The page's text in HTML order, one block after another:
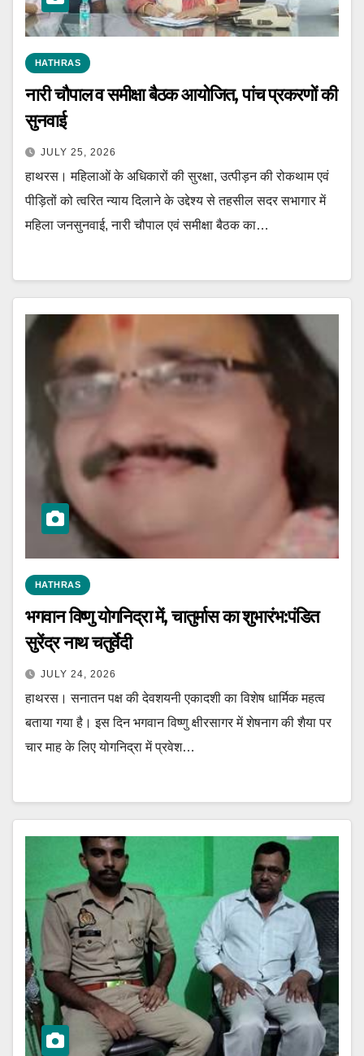
HATHRAS
नारी चौपाल व समीक्षा बैठक आयोजित, पांच प्रकरणों की
सुनवाई
JULY 25, 2026
हाथरस। महिलाओं के अधिकारों की सुरक्षा, उत्पीड़न की रोकथाम एवं
पीड़ितों को त्वरित न्याय दिलाने के उद्देश्य से तहसील सदर सभागार में
महिला जनसुनवाई, नारी चौपाल एवं समीक्षा बैठक का…
HATHRAS
भगवान विष्णु योगनिद्रा में, चातुर्मास का शुभारंभ:पंडित
सुरेंद्र नाथ चतुर्वेदी
JULY 24, 2026
हाथरस। सनातन पक्ष की देवशयनी एकादशी का विशेष धार्मिक महत्व
बताया गया है। इस दिन भगवान विष्णु क्षीरसागर में शेषनाग की शैया पर
चार माह के लिए योगनिद्रा में प्रवेश…